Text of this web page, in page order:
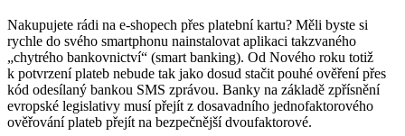
Nakupujete rádi na e-shopech přes platební kartu? Měli byste si
rychle do svého smartphonu nainstalovat aplikaci takzvaného
„chytrého bankovnictví“ (smart banking). Od Nového roku totiž
k potvrzení plateb nebude tak jako dosud stačit pouhé ověření přes
kód odesílaný bankou SMS zprávou. Banky na základě zpřísnění
evropské legislativy musí přejít z dosavadního jednofaktorového
ověřování plateb přejít na bezpečnější dvoufaktorové.